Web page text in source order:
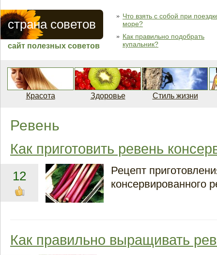
страна советов
сайт полезных советов
Что взять с собой при
море?
Как правильно подобрать
купальник?
Красота Здоровье Стиль жизни
Ревень
Как приготовить ревень
12
Рецепт
консервированного
Как правильно выращивать